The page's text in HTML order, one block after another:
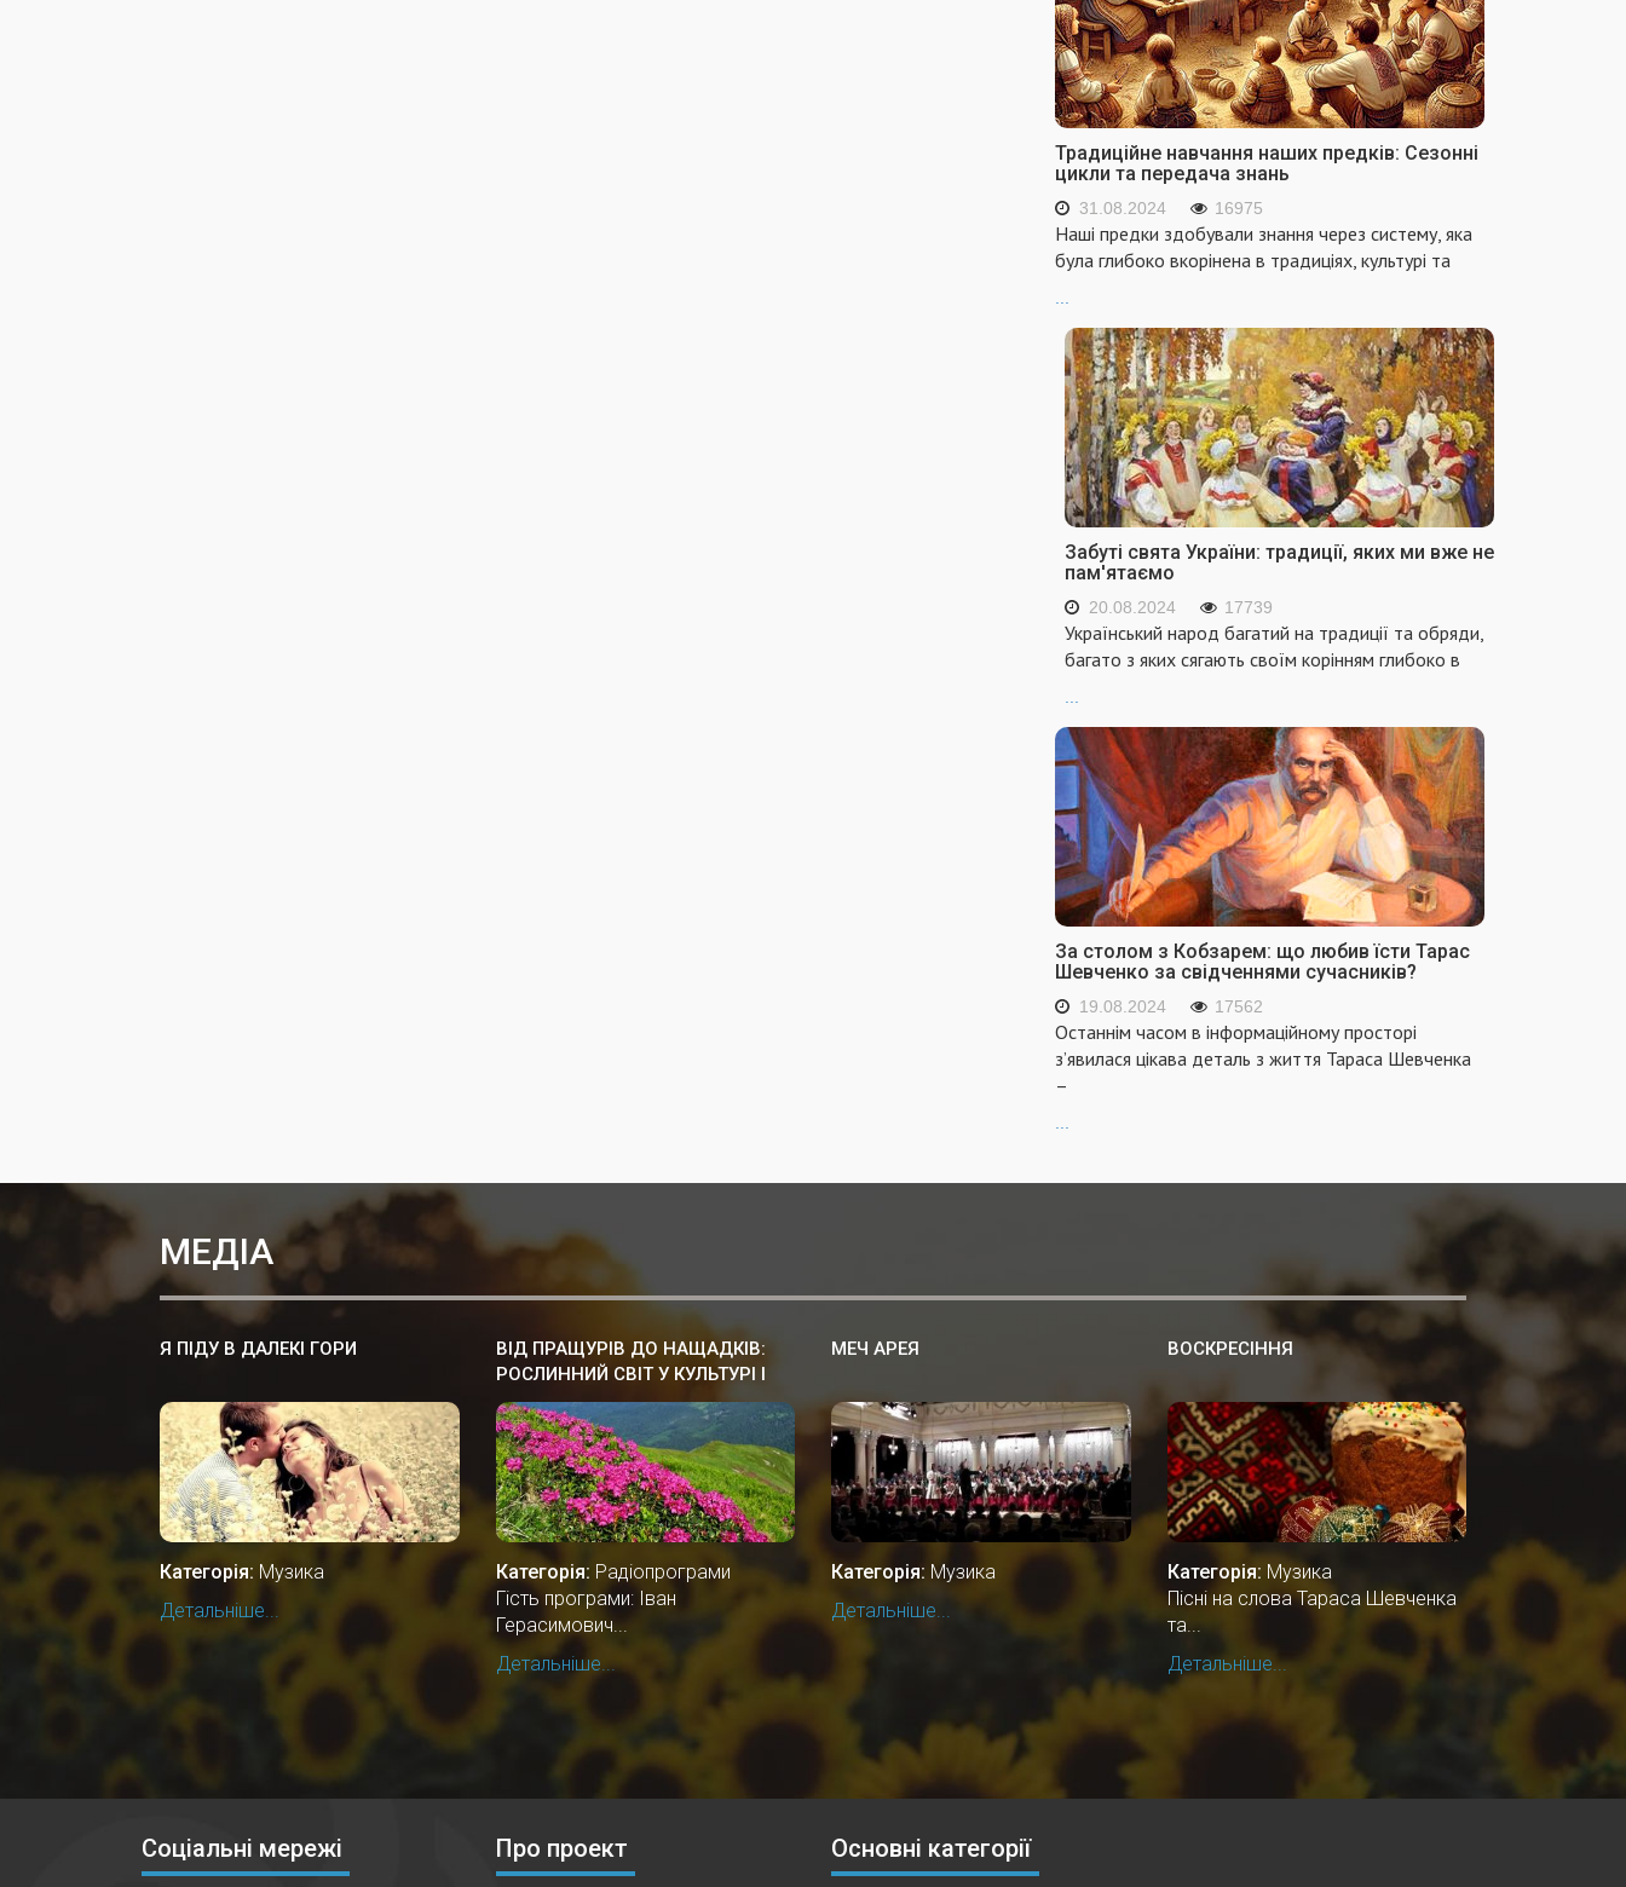
Традиційне навчання наших предків: Сезонні
цикли та передача знань
31.08.2024 16975
Наші предки здобували знання через систему, яка
була глибоко вкорінена в традиціях, культурі та
...
Забуті свята України: традиції, яких ми вже не
пам'ятаємо
20.08.2024 17739
Український народ багатий на традиції та обряди,
багато з яких сягають своїм корінням глибоко в
...
За столом з Кобзарем: що любив їсти Тарас
Шевченко за свідченнями сучасників?
19.08.2024 17562
Останнім часом в інформаційному просторі
з’явилася цікава деталь з життя Тараса Шевченка
–
...
МЕДІА
Я ПІДУ В ДАЛЕКІ ГОРИ
Категорія: Музика
Детальніше...
ВІД ПРАЩУРІВ ДО НАЩАДКІВ:
РОСЛИННИЙ СВІТ У КУЛЬТУРІ І
ЗВИЧАЯХ УКРАЇНСЬКОГО
НАРОДУ
Категорія: Радіопрограми
Гість програми: Іван
Герасимович...
Детальніше...
МЕЧ АРЕЯ
Категорія: Музика
Детальніше...
ВОСКРЕСІННЯ
Категорія: Музика
Пісні на слова Тараса Шевченка
та...
Детальніше...
Соціальні мережі Про проект Основні категорії